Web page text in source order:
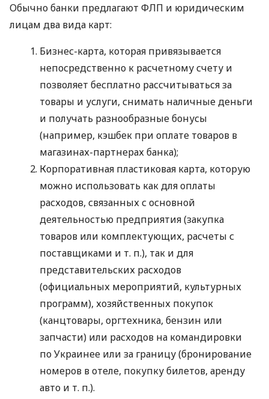
Обычно банки предлагают ФЛП и юридическим
лицам два вида карт:
Бизнес-карта, которая привязывается
непосредственно к расчетному счету и
позволяет бесплатно рассчитываться за
товары и услуги, снимать наличные деньги
и получать разнообразные бонусы
(например, кэшбек при оплате товаров в
магазинах-партнерах банка);
Корпоративная пластиковая карта, которую
можно использовать как для оплаты
расходов, связанных с основной
деятельностью предприятия (закупка
товаров или комплектующих, расчеты с
поставщиками и т. п.), так и для
представительских расходов
(официальных мероприятий, культурных
программ), хозяйственных покупок
(канцтовары, оргтехника, бензин или
запчасти) или расходов на командировки
по Украинее или за границу (бронирование
номеров в отеле, покупку билетов, аренду
авто и т. п.).